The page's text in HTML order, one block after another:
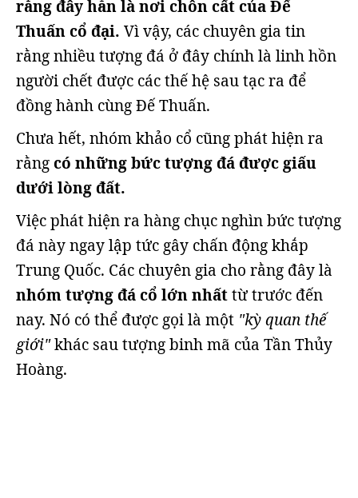
rằng đây hẳn là nơi chôn cất của Đế
Thuấn cổ đại. Vì vậy, các chuyên gia tin
rằng nhiều tượng đá ở đây chính là linh hồn
người chết được các thế hệ sau tạc ra để
đồng hành cùng Đế Thuấn.
Chưa hết, nhóm khảo cổ cũng phát hiện ra
rằng có những bức tượng đá được giấu
dưới lòng đất.
Việc phát hiện ra hàng chục nghìn bức tượng
đá này ngay lập tức gây chấn động khắp
Trung Quốc. Các chuyên gia cho rằng đây là
nhóm tượng đá cổ lớn nhấttừ trước đến
nay. Nó có thể được gọi là một "kỳ quan thế
giới"khác sau tượng binh mã của Tần Thủy
Hoàng.